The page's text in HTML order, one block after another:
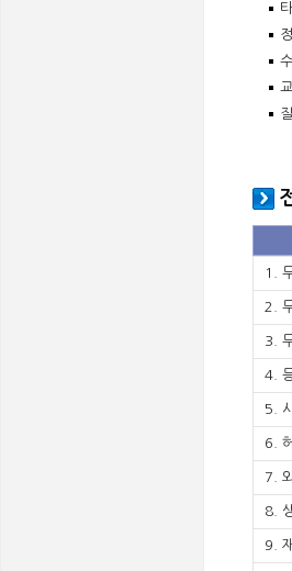
1.
2.
3.
4.
5.
6.
7.
8.
9.